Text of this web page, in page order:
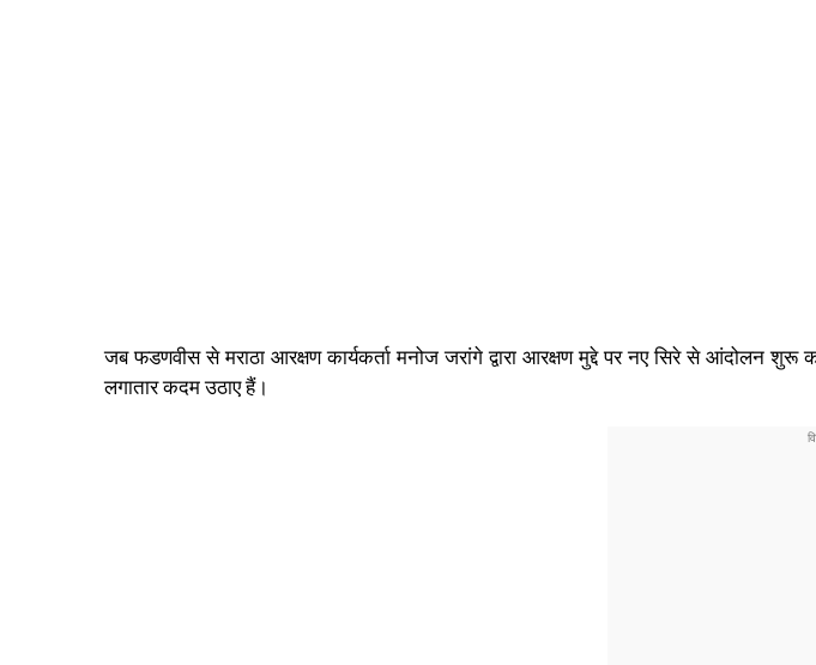
जब फडणवीस से मराठा आरक्षण कार्यकर्ता मनोज जरांगे द्वारा आरक्षण मुद्दे पर नए सिरे से आंदोलन
लगातार कदम उठाए हैं।